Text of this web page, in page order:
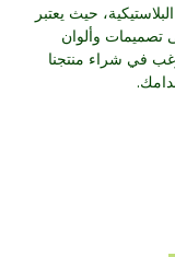
حيث يعتبر
تصميمات وألوان
في شراء منتجنا